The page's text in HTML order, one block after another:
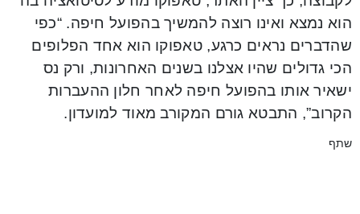
הוא נמצא ואינו רוצה להמשיך בהפועל חיפה. “כפי
שהדברים נראים כרגע, טאפוקו הוא אחד הפלופים
הכי גדולים שהיו אצלנו בשנים האחרונות, ורק נס
ישאיר אותו בהפועל חיפה לאחר חלון ההעברות
הקרוב”, התבטא גורם המקורב מאוד למועדון.
שתף